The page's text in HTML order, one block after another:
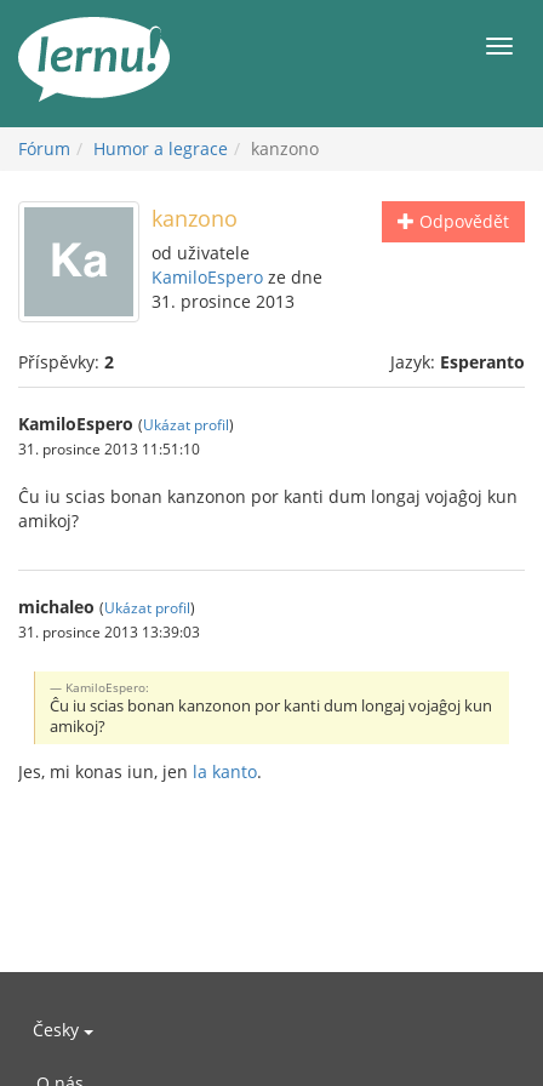
obsahu
Fórum Humor a legrace kanzono
Odpovědět
kanzono
od uživatele
KamiloEspero ze dne
31. prosince 2013
Příspěvky: 2 Jazyk: Esperanto
KamiloEspero (Ukázat profil)
31. prosince 2013 11:51:10
Ĉu iu scias bonan kanzonon por kanti dum longaj vojaĝoj kun
amikoj?
michaleo (Ukázat profil)
31. prosince 2013 13:39:03
KamiloEspero:
Ĉu iu scias bonan kanzonon por kanti dum longaj vojaĝoj kun
amikoj?
Jes, mi konas iun, jen la kanto.
Česky